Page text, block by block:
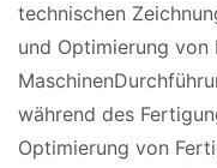
technischen
und Optimierung von
während des
Optimierung von